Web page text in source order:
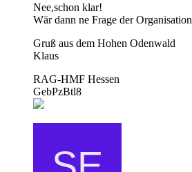
Nee,schon klar!
Wär dann ne Frage der Organisation
Gruß aus dem Hohen Odenwald
Klaus
RAG-HMF Hessen
GebPzBtl8